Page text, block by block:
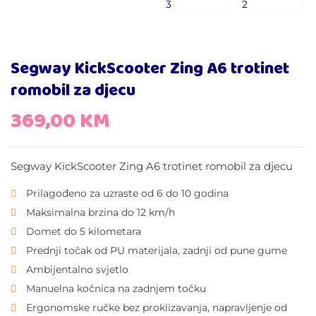
Segway KickScooter Zing A6 trotinet
romobil za djecu
369,00KM
Segway KickScooter Zing A6 trotinet romobil za djecu
Prilagođeno za uzraste od 6 do 10 godina
Maksimalna brzina do 12 km/h
Domet do 5 kilometara
Prednji točak od PU materijala, zadnji od pune gume
Ambijentalno svjetlo
Manuelna kočnica na zadnjem točku
Ergonomske ručke bez proklizavanja, napravljenje od